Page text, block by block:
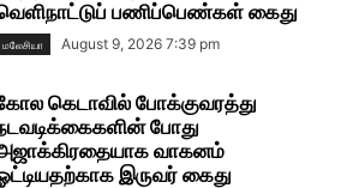
பணிப்பெண்கள் கைது
மலேசியா August 9, 2026 7:39 pm
கெடாவில் போக்குவரத்து
போது
வாகனம்
இருவர் கைது